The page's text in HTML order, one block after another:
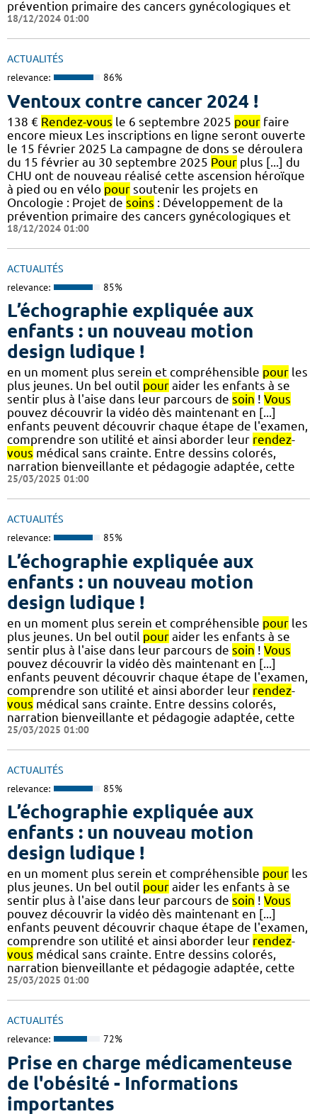
prévention primaire des cancers gynécologiques et
18/12/2024 01:00
ACTUALITÉS
relevance: 86%
Ventoux contre cancer 2024 !
138 € Rendez-vous le 6 septembre 2025 pour faire
encore mieux Les inscriptions en ligne seront ouverte
le 15 février 2025 La campagne de dons se déroulera
du 15 février au 30 septembre 2025 Pour plus [...] du
CHU ont de nouveau réalisé cette ascension héroïque
à pied ou en vélo pour soutenir les projets en
Oncologie : Projet de soins : Développement de la
prévention primaire des cancers gynécologiques et
18/12/2024 01:00
ACTUALITÉS
relevance: 85%
L’échographie expliquée aux
enfants : un nouveau motion
design ludique !
en un moment plus serein et compréhensible pour les
plus jeunes. Un bel outil pour aider les enfants à se
sentir plus à l'aise dans leur parcours de soin ! Vous
pouvez découvrir la vidéo dès maintenant en [...]
enfants peuvent découvrir chaque étape de l'examen,
comprendre son utilité et ainsi aborder leur rendez-
vous médical sans crainte. Entre dessins colorés,
narration bienveillante et pédagogie adaptée, cette
25/03/2025 01:00
ACTUALITÉS
relevance: 85%
L’échographie expliquée aux
enfants : un nouveau motion
design ludique !
en un moment plus serein et compréhensible pour les
plus jeunes. Un bel outil pour aider les enfants à se
sentir plus à l'aise dans leur parcours de soin ! Vous
pouvez découvrir la vidéo dès maintenant en [...]
enfants peuvent découvrir chaque étape de l'examen,
comprendre son utilité et ainsi aborder leur rendez-
vous médical sans crainte. Entre dessins colorés,
narration bienveillante et pédagogie adaptée, cette
25/03/2025 01:00
ACTUALITÉS
relevance: 85%
L’échographie expliquée aux
enfants : un nouveau motion
design ludique !
en un moment plus serein et compréhensible pour les
plus jeunes. Un bel outil pour aider les enfants à se
sentir plus à l'aise dans leur parcours de soin ! Vous
pouvez découvrir la vidéo dès maintenant en [...]
enfants peuvent découvrir chaque étape de l'examen,
comprendre son utilité et ainsi aborder leur rendez-
vous médical sans crainte. Entre dessins colorés,
narration bienveillante et pédagogie adaptée, cette
25/03/2025 01:00
ACTUALITÉS
relevance: 72%
Prise en charge médicamenteuse
de l'obésité - Informations
importantes